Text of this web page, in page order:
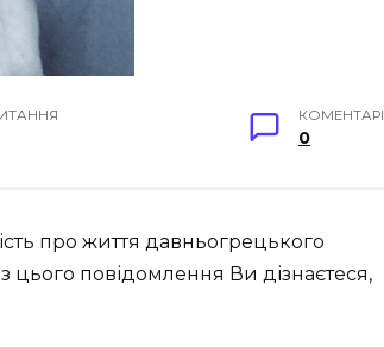
КОМЕНТАРІ
0
про життя давньогрецького
цього повідомлення Ви дізнаєтеся,